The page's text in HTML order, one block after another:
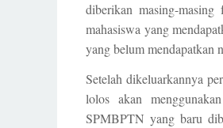
diberikan masing-
mahasiswa yang
yang belum
Setelah dikeluarkannya
lolos akan
SPMBPTN yang baru